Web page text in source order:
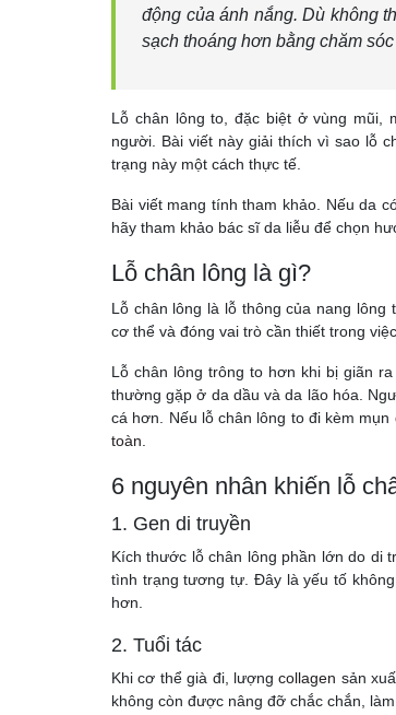
động của ánh nắng. Dù không
sạch thoáng hơn bằng chăm
Lỗ chân lông to, đặc biệt ở vùng mũi,
người. Bài viết này giải thích vì sao lỗ
trạng này một cách thực tế.
Bài viết mang tính tham khảo. Nếu da
hãy tham khảo bác sĩ da liễu để chọn
Lỗ chân lông là gì?
Lỗ chân lông là lỗ thông của nang
cơ thể và đóng vai trò cần thiết trong
Lỗ chân lông trông to hơn khi bị giãn
thường gặp ở da dầu và da lão hóa.
cá hơn. Nếu lỗ chân lông to đi kèm
toàn
6 nguyên nhân khiến lỗ
1. Gen di truyền
Kích thước lỗ chân lông phần lớn do di
tình trạng tương tự. Đây là yếu tố
hơn.
2. Tuổi tác
Khi cơ thể già đi, lượngcollagen sản
không còn được nâng đỡ chắc chắn,